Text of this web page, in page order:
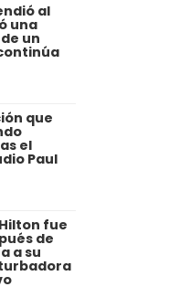
al
una
un
que
el
Paul
fue
de
a su